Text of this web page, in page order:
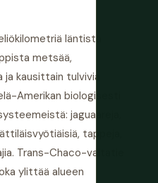
läntistä
metsää,
kausittain tulvivia
Amerikan biologisesti
jaguaareja,
tappeja,
Trans-Chaco-valtatie
ylittää alueen